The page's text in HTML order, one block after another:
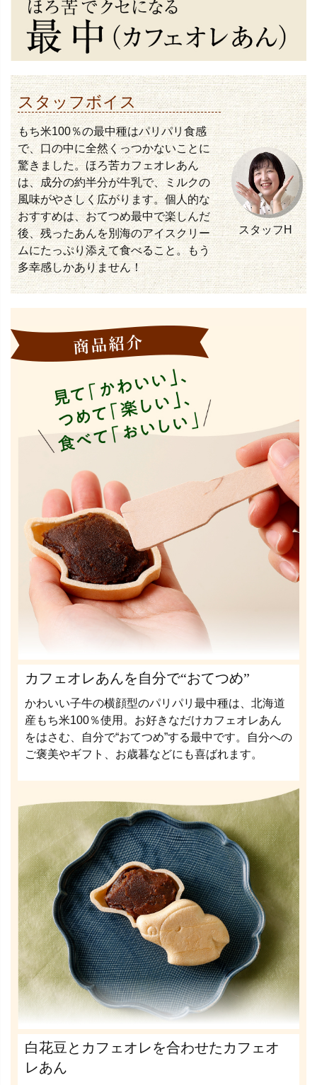
スタッフボイス
もち米100％の最中種はパリパリ食感
で、口の中に全然くっつかないことに
驚きました。ほろ苦カフェオレあん
は、成分の約半分が牛乳で、ミルクの
風味がやさしく広がります。個人的な
おすすめは、おてつめ最中で楽しんだ
後、残ったあんを別海のアイスクリー
ムにたっぷり添えて食べること。もう
多幸感しかありません！
スタッフH
カフェオレあんを自分で“おてつめ”
かわいい子牛の横顔型のパリパリ最中種は、北海道
産もち米100％使用。お好きなだけカフェオレあん
をはさむ、自分で“おてつめ”する最中です。自分への
ご褒美やギフト、お歳暮などにも喜ばれます。
白花豆とカフェオレを合わせたカフェオ
レあん